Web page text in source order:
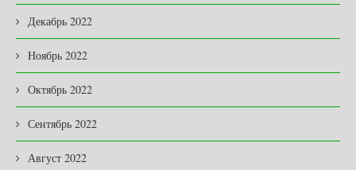
Декабрь 2022
Ноябрь 2022
Октябрь 2022
Сентябрь 2022
Август 2022